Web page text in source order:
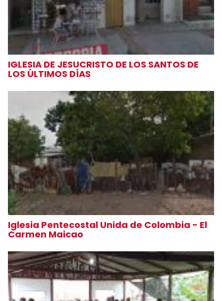
IGLESIA DE JESUCRISTO DE LOS SANTOS DE
LOS ÚLTIMOS DÍAS
Iglesia Pentecostal Unida de Colombia - El
Carmen Maicao